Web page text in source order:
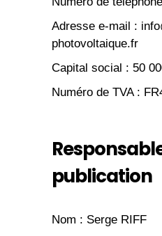
Adresse e-mail :
photovoltaique.fr
Capital social : 50
Numéro de TVA :
publication
Nom : Serge RIFF